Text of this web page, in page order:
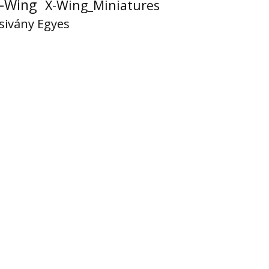
Wing X-Wing_Miniatures
Egyes